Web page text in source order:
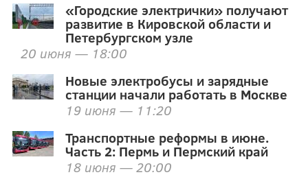
«Городские электрички» получают
развитие в Кировской области и
Петербургском узле
20 июня — 18:00
Новые электробусы и зарядные
станции начали работать в Москве
19 июня — 11:20
Транспортные реформы в июне.
Часть 2: Пермь и Пермский край
18 июня — 20:00